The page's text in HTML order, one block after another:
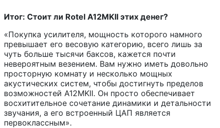
Итог: Стоит ли Rotel A12MKII этих денег?
«Покупка усилителя, мощность которого намного
превышает его весовую категорию, всего лишь за
чуть больше тысячи баксов, кажется почти
невероятным везением. Вам нужно иметь довольно
просторную комнату и несколько мощных
акустических систем, чтобы достигнуть пределов
возможностей A12MKII. Он просто обеспечивает
восхитительное сочетание динамики и детальности
звучания, а его встроенный ЦАП является
первоклассным».